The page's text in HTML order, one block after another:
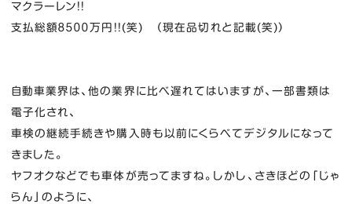
マクラーレン！！
支払総額８５００万円！！(笑) （現在品切れと記載(笑)）
自動車業界は、他の業界に比べ遅れてはいますが、一部書類は
電子化され、
車検の継続手続きや購入時も以前にくらべてデジタルになって
きました。
ヤフオクなどでも車体が売ってますね。しかし、さきほどの「じゃ
らん」のように、